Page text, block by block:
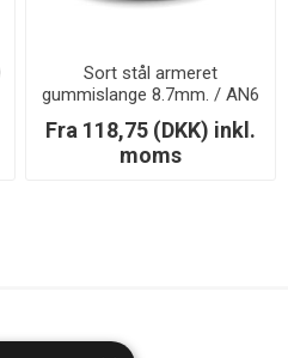
Sort stål armeret
gummislange 8.7mm. / AN6
Fra 118,75 (DKK) inkl.
moms